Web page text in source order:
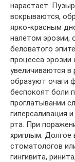
нарастает.
вскрываются,
ярко-красным
налетом эрозии,
беловатого
процесса эрозии
увеличиваются в
образуют очаги
беспокоят боли
проглатывании
гиперсаливация
рта. При
хриплым. Долгое
стоматологов
гингивита,